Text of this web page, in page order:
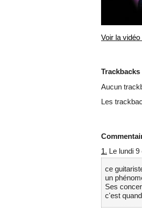
Voir la
Trackbacks
Aucun
Les
1. Le lundi
ce
un
Ses
c'est